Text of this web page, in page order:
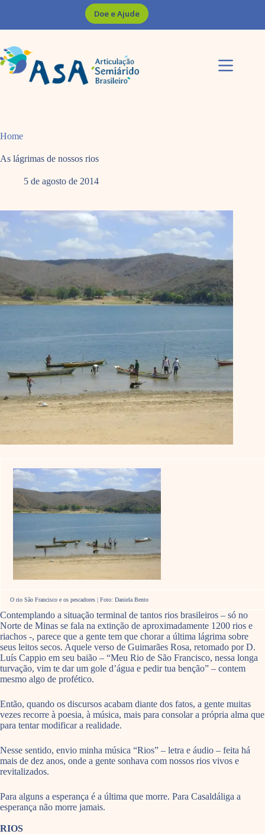
Doe e Ajude
Home
As lágrimas de nossos rios
5 de agosto de 2014
O rio São Francisco e os pescadores | Foto: Daniela Bento
Contemplando a situação terminal de tantos rios brasileiros – só no
Norte de Minas se fala na extinção de aproximadamente 1200 rios e
riachos -, parece que a gente tem que chorar a última lágrima sobre
seus leitos secos. Aquele verso de Guimarães Rosa, retomado por D.
Luís Cappio em seu baião – “Meu Rio de São Francisco, nessa longa
turvação, vim te dar um gole d’água e pedir tua benção” – contem
mesmo algo de profético.
Então, quando os discursos acabam diante dos fatos, a gente muitas
vezes recorre à poesia, à música, mais para consolar a própria alma que
para tentar modificar a realidade.
Nesse sentido, envio minha música “Rios” – letra e áudio – feita há
mais de dez anos, onde a gente sonhava com nossos rios vivos e
revitalizados.
Para alguns a esperança é a última que morre. Para Casaldáliga a
esperança não morre jamais.
RIOS